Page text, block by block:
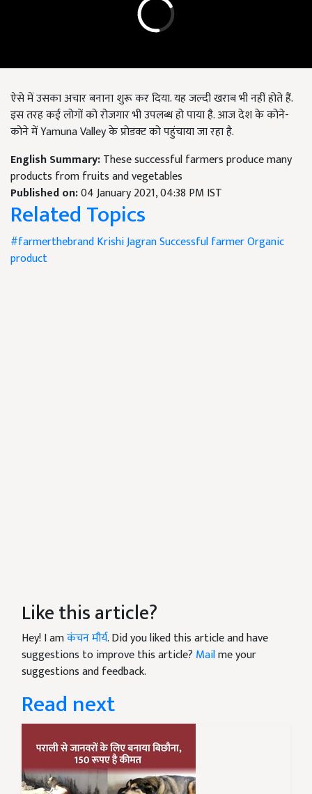
ऐसे में उसका अचार बनाना शुरू कर दिया. यह जल्दी खराब भी नहीं होते हैं.
इस तरह कई लोगों को रोजगार भी उपलब्ध हो पाया है. आज देश के कोने-
कोने में Yamuna Valley के प्रोडक्ट को पहुंचाया जा रहा है.
English Summary:These successful farmers produce many
products from fruits and vegetables
Published on:04 January 2021, 04:38 PM IST
Related Topics
#farmerthebrandKrishi JagranSuccessful farmerOrganic
product
Like this article?
Hey! I amकंचन मौर्य. Did you liked this article and have
suggestions to improve this article? Mailme your
suggestions and feedback.
Read next